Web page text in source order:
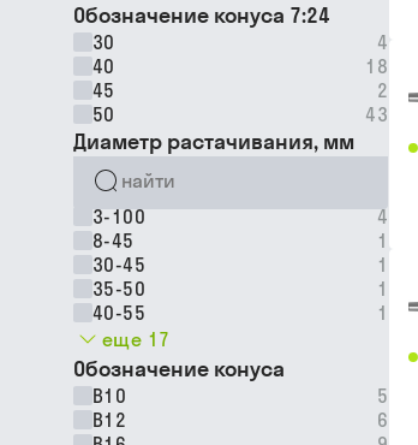
Обозначение конуса 7:24
30
4
40
18
45
2
50
43
Диаметр растачивания, мм
3-100
4
8-45
1
30-45
1
35-50
1
40-55
1
еще 17
Обозначение конуса
B10
5
B12
6